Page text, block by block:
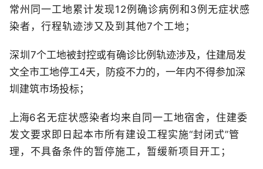
常州同一工地累计发现12例确诊病例和3例无症状感
染者，行程轨迹涉又及到其他7个工地；
深圳 7个工地被封控或有确诊比例轨迹涉及，住建局发
文全市工地停工4天，防疫不力的，一年内不得参加深
圳建筑市场投标；
上海6名无症状感染者均来自同一工地宿舍，住建委
发文要求即日起本市所有建设工程实施“封闭式”管
理，不具备条件的暂停施工，暂缓新项目开工；